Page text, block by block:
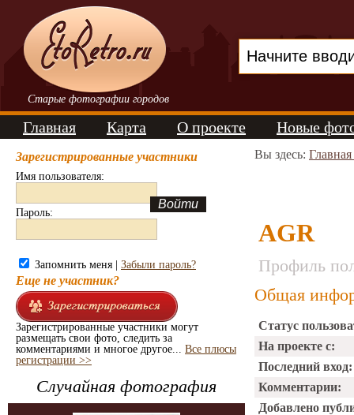
Старые фотографии городов
Главная Карта О проекте Новые
Зарегистрированные участники
Имя пользователя:
Пароль:
Запомнить меня | Забыли пароль?
Еще не участник?
Зарегистрированные участники могут
размещать свои фото, следить за
комментариями и многое другое... Все плюсы
регистрации >>
Случайная фотография
Вы здесь:
AGR
Профиль
Общая
Статус
На проекте с:
Последний вход:
Комментарии:
Добавлено